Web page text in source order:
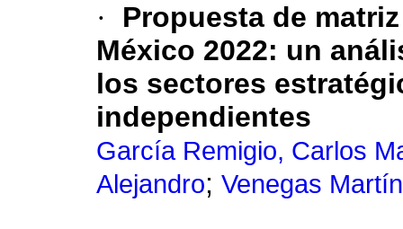
·
Propuesta de
México 2022: un
los sectores
independientes
García Remigio, Carlos
Alejandro; Venegas